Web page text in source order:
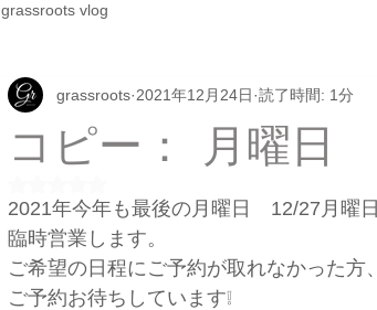
grassroots vlog
コピー： 月曜日
grassroots 2021年12月24日 読了時間: 1分
2021年今年も最後の月曜日　12/27月曜日
臨時営業します。
ご希望の日程にご予約が取れなかった方
ご予約お待ちしています❕